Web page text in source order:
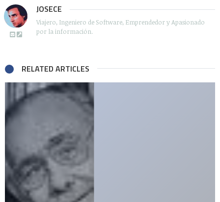
JOSECE
Viajero, Ingeniero de Software, Emprendedor y Apasionado
por la información.
RELATED ARTICLES